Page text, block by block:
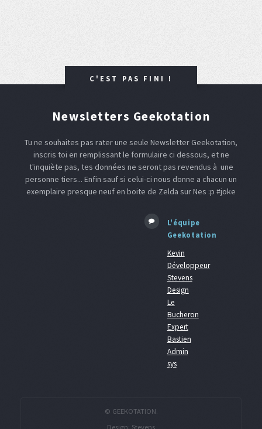
C'EST PAS FINI !
Newsletters Geekotation
Tu ne souhaites pas rater une seule Newsletter Geekotation,
inscris toi en remplissant le formulaire ci dessous, et ne
t'inquiète pas, tes données ne seront pas revendus à une
personne tiers... Enfin sauf si celui-ci nous donne a chacun un
exemplaire presque neuf en boite de Zelda sur Nes :p #joke
L'équipe
Geekotation
Kevin
Développeur
Stevens
Design
Le
Bucheron
Expert
Bastien
Admin
sys
© GEEKOTATION.
Design: Stevens